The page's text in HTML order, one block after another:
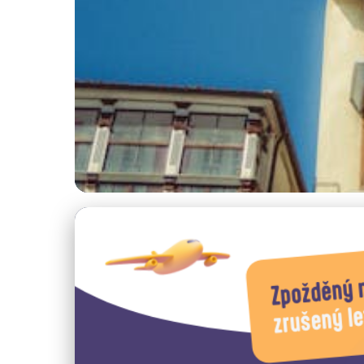
Najděte Levné a
3. 1. 2026· 4 min čtení · Autor: Vojtěch Štěpánek